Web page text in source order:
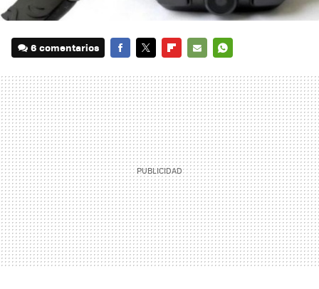
6 comentarios
MAIL